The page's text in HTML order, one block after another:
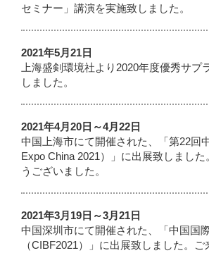
セミナー」講演を実施致しました。
2021年5月21日
上海盛剣環境社より2020年度優秀サプ
しました。
2021年4月20日～4月22日
中国上海市にて開催された、「第22回
Expo China 2021）」に出展致しました
うございました。
2021年3月19日～3月21日
中国深圳市にて開催された、「中国国
（CIBF2021）」に出展致しました。